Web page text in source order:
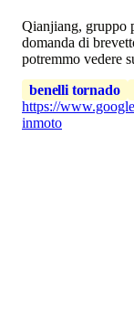
Qianjiang, gruppo
domanda di
potremmo vedere
benelli tornado
https://
inmoto